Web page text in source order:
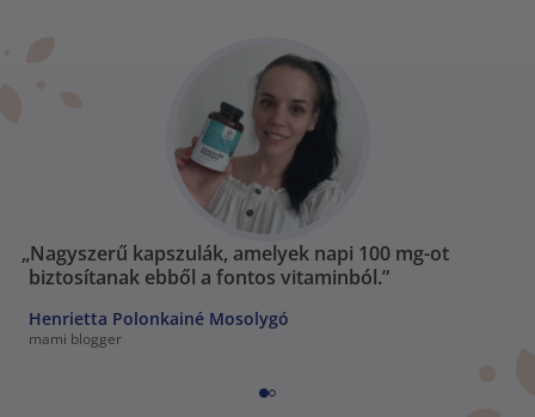
„Nagyszerű kapszulák, amelyek napi 100 mg-ot
biztosítanak ebből a fontos vitaminból.”
Henrietta Polonkainé Mosolygó
mami blogger